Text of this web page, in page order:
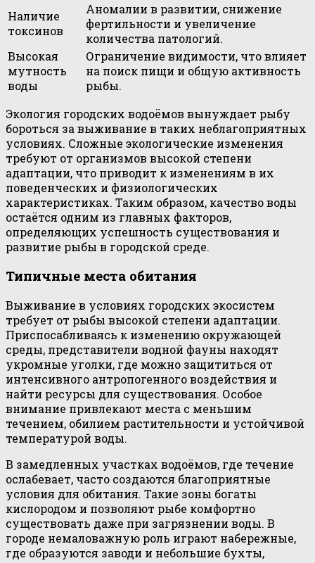
Наличие
токсинов
Аномалии в развитии, снижение
фертильности и увеличение
количества патологий.
Высокая
мутность
воды
Ограничение видимости, что влияет
на поиск пищи и общую активность
рыбы.
Экология городских водоёмов вынуждает рыбу
бороться за выживание в таких неблагоприятных
условиях. Сложные экологические изменения
требуют от организмов высокой степени
адаптации, что приводит к изменениям в их
поведенческих и физиологических
характеристиках. Таким образом, качество воды
остаётся одним из главных факторов,
определяющих успешность существования и
развитие рыбы в городской среде.
Типичные места обитания
Выживание в условиях городских экосистем
требует от рыбы высокой степени адаптации.
Приспосабливаясь к изменению окружающей
среды, представители водной фауны находят
укромные уголки, где можно защититься от
интенсивного антропогенного воздействия и
найти ресурсы для существования. Особое
внимание привлекают места с меньшим
течением, обилием растительности и устойчивой
температурой воды.
В замедленных участках водоёмов, где течение
ослабевает, часто создаются благоприятные
условия для обитания. Такие зоны богаты
кислородом и позволяют рыбе комфортно
существовать даже при загрязнении воды. В
городе немаловажную роль играют набережные,
где образуются заводи и небольшие бухты,